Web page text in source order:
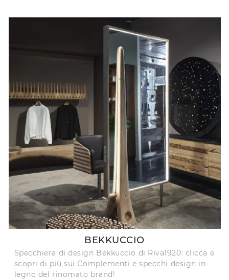
BEKKUCCIO
Specchiera di design Bekkuccio di Riva1920: clicca e
scopri di più sui Complementi e specchi design in
legno del rinomato brand!